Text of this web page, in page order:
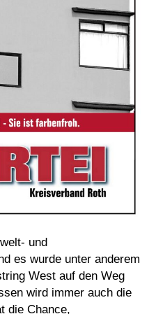
und
es wurde unter anderem
West auf den Weg
wird immer auch die
die Chance,